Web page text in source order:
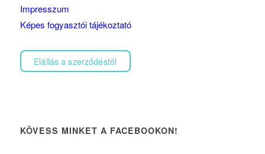
Impresszum
Képes fogyasztói tájékoztató
Elállás a szerződéstől
KÖVESS MINKET A FACEBOOKON!